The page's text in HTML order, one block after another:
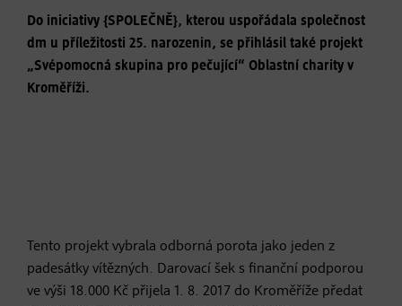
Do iniciativy {SPOLEČNĚ}, kterou uspořádala společnost
dm u příležitosti 25. narozenin, se přihlásil také projekt
„Svépomocná skupina pro pečující“ Oblastní charity v
Kroměříži.
Tento projekt vybrala odborná porota jako jeden z
padesátky vítězných. Darovací šek s finanční podporou
ve výši 18.000 Kč přijela 1. 8. 2017 do Kroměříže předat